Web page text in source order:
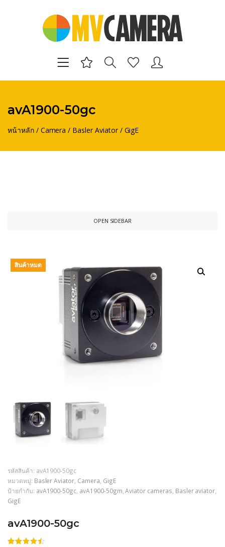
avA1900-50gc
หน้าหลัก/ Camera / Basler Aviator/ GigE
OPEN SIDEBAR
สินค้าหมด
รหัสสินค้า: avA1900-50gc
หมวดหมู่: Basler Aviator Camera GigE
ป้ายกำกับ: avA1900-50gc avA1900-50gm ,Aviator cameras Basler aviator
GigE
avA1900-50gc